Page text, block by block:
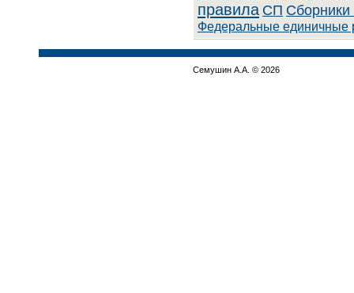
правила СП Сборники
Федеральные единичные
Семушин А.А. © 2026